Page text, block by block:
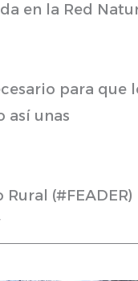
en la Red
para que
así unas
(#FEADER)